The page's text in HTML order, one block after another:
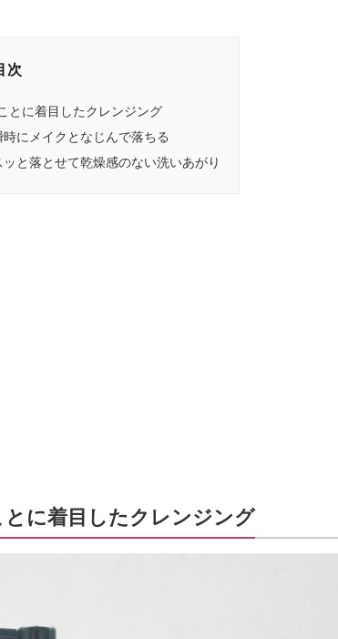
次
とに着目したクレンジング
にメイクとなじんで落ちる
と落とせて乾燥感のない洗いあがり
に着目したクレンジング